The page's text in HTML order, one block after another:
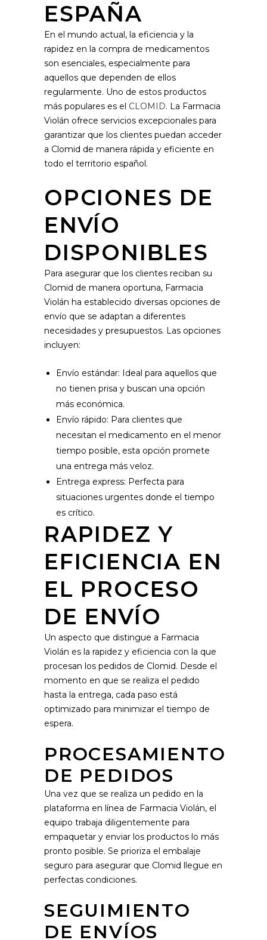
ESPAÑA
En el mundo actual, la eficiencia y la
rapidez en la compra de medicamentos
son esenciales, especialmente para
aquellos que dependen de ellos
regularmente. Uno de estos productos
más populares es el CLOMID. La Farmacia
Violán ofrece servicios excepcionales para
garantizar que los clientes puedan acceder
a Clomid de manera rápida y eficiente en
todo el territorio español.
OPCIONES DE
ENVÍO
DISPONIBLES
Para asegurar que los clientes reciban su
Clomid de manera oportuna, Farmacia
Violán ha establecido diversas opciones de
envío que se adaptan a diferentes
necesidades y presupuestos. Las opciones
incluyen:
Envío estándar: Ideal para aquellos que
no tienen prisa y buscan una opción
más económica.
Envío rápido: Para clientes que
necesitan el medicamento en el menor
tiempo posible, esta opción promete
una entrega más veloz.
Entrega express: Perfecta para
situaciones urgentes donde el tiempo
es crítico.
RAPIDEZ Y
EFICIENCIA EN
EL PROCESO
DE ENVÍO
Un aspecto que distingue a Farmacia
Violán es la rapidez y eficiencia con la que
procesan los pedidos de Clomid. Desde el
momento en que se realiza el pedido
hasta la entrega, cada paso está
optimizado para minimizar el tiempo de
espera.
PROCESAMIENTO
DE PEDIDOS
Una vez que se realiza un pedido en la
plataforma en línea de Farmacia Violán, el
equipo trabaja diligentemente para
empaquetar y enviar los productos lo más
pronto posible. Se prioriza el embalaje
seguro para asegurar que Clomid llegue en
perfectas condiciones.
SEGUIMIENTO
DE ENVÍOS